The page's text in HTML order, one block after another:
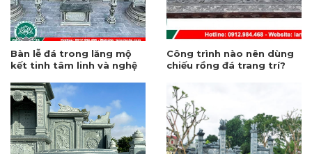
Bàn lễ đá trong lăng mộ
kết tinh tâm linh và nghệ
Công trình nào nên dùng
chiếu rồng đá trang trí?